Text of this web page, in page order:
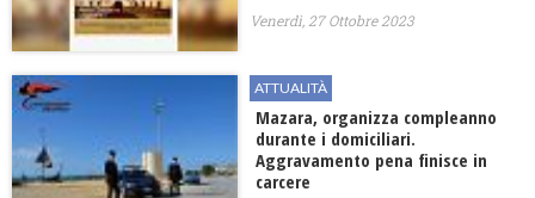
Venerdì, 27 Ottobre 2023
ATTUALITÀ
Mazara, organizza compleanno
durante i domiciliari.
Aggravamento pena finisce in
carcere